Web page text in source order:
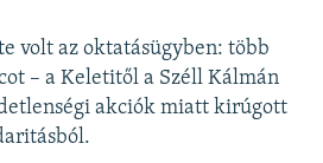
volt az oktatásügyben: több
– a Keletitől a Széll Kálmán
akciók miatt kirúgott